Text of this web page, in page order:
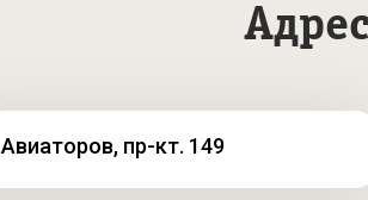
Авиаторов, пр-кт. 149